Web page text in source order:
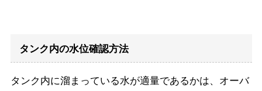
タンク内の水位確認方法
タンク内に溜まっている水が適量であるかは、オーバ